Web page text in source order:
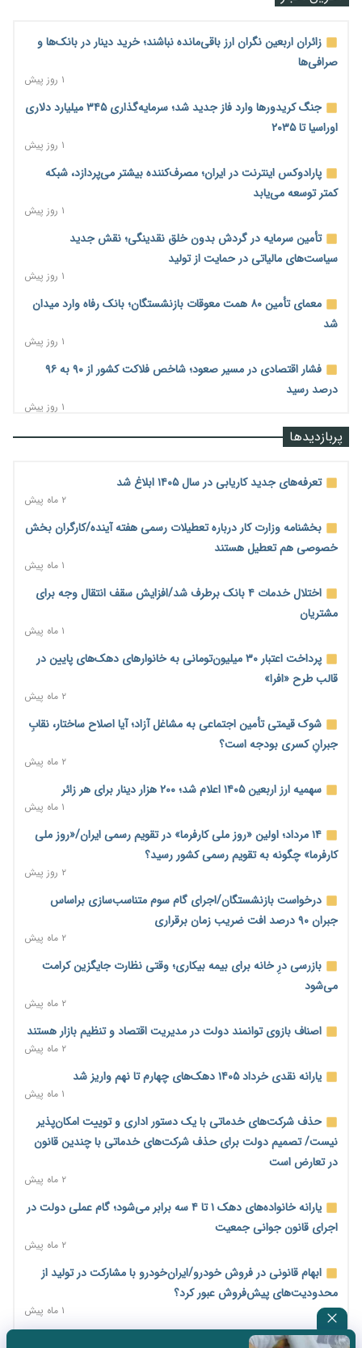
زائران اربعین نگران ارز باقی‌مانده نباشند؛ خرید دینار در بانک‌ها و
صرافی‌ها
۱ روز پیش
جنگ کریدورها وارد فاز جدید شد؛ سرمایه‌گذاری ۳۴۵ میلیارد دلاری
اوراسیا تا ۲۰۳۵
۱ روز پیش
پارادوکس اینترنت در ایران؛ مصرف‌کننده بیشتر می‌پردازد، شبکه
کمتر توسعه می‌یابد
۱ روز پیش
تأمین سرمایه در گردش بدون خلق نقدینگی؛ نقش جدید
سیاست‌های مالیاتی در حمایت از تولید
۱ روز پیش
معمای تأمین ۸۰ همت معوقات بازنشستگان؛ بانک رفاه وارد میدان
شد
۱ روز پیش
فشار اقتصادی در مسیر صعود؛ شاخص فلاکت کشور از ۹۰ به ۹۶
درصد رسید
۱ روز پیش
رشد ۷۵ هزار میلیاردی بازار خرید اعتباری؛ فین‌تک‌ها وارد میدان
آغاز اجرای پایلوت «ردا کارت» برای دانشجویان تحصیلات تکمیلی
۱ روز پیش
محدودیت تازه برای شبکه بانکی؛ افزایش سپرده قانونی با هدف
کنترل تورم
۱ روز پیش
ترمز تولید خودرو کشیده شد؛ افت ۲۵ درصدی تیراژ ایران‌خودرو،
سایپا و پارس‌خودرو
۱ روز پیش
بنگاه‌داری بانک‌ها؛ مانع بزرگ خانه‌دار شدن مستأجران
نماینده مجلس: توسعه مرزهای زمینی به راهبرد تأمین کالاهای
اساسی تبدیل شود
۱ روز پیش
خانه کارگر قزوین: شکاف دستمزد و هزینه معیشت هر روز عمیق‌تر
می‌شود
۱ روز پیش
رئیس سازمان امور مالیاتی: بلاگرهای پردرآمد مشمول پرداخت
مالیات هستند
۱ روز پیش
پیش‌بینی افزایش تولید برنج؛ نیاز وارداتی کشور به ۵۰۰ هزار تن
کاهش می‌یابد
۱ روز پیش
امضای تفاهم‌نامه تجاری ایران و پاکستان؛ هدف‌گذاری تجارت ۱۰
اختیارات جدید گمرکات برای تمدید ورود موقت کالا و خودرو تا
پایان شهریور ابلاغ شد
۱ روز پیش
مرحله سیزدهم کالابرگ در سایه تورم؛ قدرت خرید یارانه یک‌میلیونی
۱۴ مرداد؛ اولین «روز ملی کارفرما» در تقویم رسمی ایران/«روز ملی
کارفرما» چگونه به تقویم رسمی کشور رسید؟
۲ روز پیش
پربازدیدها
تعرفه‌های جدید کاریابی در سال ۱۴۰۵ ابلاغ شد
۲ ماه پیش
بخشنامه وزارت کار درباره تعطیلات رسمی هفته آینده/کارگران بخش
خصوصی هم تعطیل هستند
۱ ماه پیش
اختلال خدمات ۴ بانک برطرف شد/افزایش سقف انتقال وجه برای
مشتریان
۱ ماه پیش
پرداخت اعتبار ۳۰ میلیون‌تومانی به خانوارهای دهک‌های پایین در
قالب طرح «افرا»
۲ ماه پیش
شوک قیمتی تأمین اجتماعی به مشاغل آزاد؛ آیا اصلاح ساختار، نقابِ
جبرانِ کسری بودجه است؟
۲ ماه پیش
سهمیه ارز اربعین ۱۴۰۵ اعلام شد؛ ۲۰۰ هزار دینار برای هر زائر
۱ ماه پیش
۱۴ مرداد؛ اولین «روز ملی کارفرما» در تقویم رسمی ایران/«روز ملی
کارفرما» چگونه به تقویم رسمی کشور رسید؟
۲ روز پیش
درخواست بازنشستگان/اجرای گام سوم متناسب‌سازی براساس
جبران ۹۰ درصد افت ضریب زمان برقراری
۲ ماه پیش
بازرسی درِ خانه برای بیمه بیکاری؛ وقتی نظارت جایگزین کرامت
می‌شود
۲ ماه پیش
اصناف بازوی توانمند دولت در مدیریت اقتصاد و تنظیم بازار هستند
۲ ماه پیش
یارانه نقدی خرداد ۱۴۰۵ دهک‌های چهارم تا نهم واریز شد
۱ ماه پیش
حذف شرکت‌های خدماتی با یک دستور اداری و توییت امکان‌پذیر
نیست/ تصمیم دولت برای حذف شرکت‌های خدماتی با چندین قانون
در تعارض است
۲ ماه پیش
یارانه خانواده‌های دهک ۱ تا ۴ سه برابر می‌شود؛ گام عملی دولت در
اجرای قانون جوانی جمعیت
۲ ماه پیش
ابهام قانونی در فروش خودرو/ایران‌خودرو با مشارکت در تولید از
محدودیت‌های پیش‌فروش عبور کرد؟
۱ ماه پیش
سه نماد جدید اخزا در فرابورس پذیرش شد